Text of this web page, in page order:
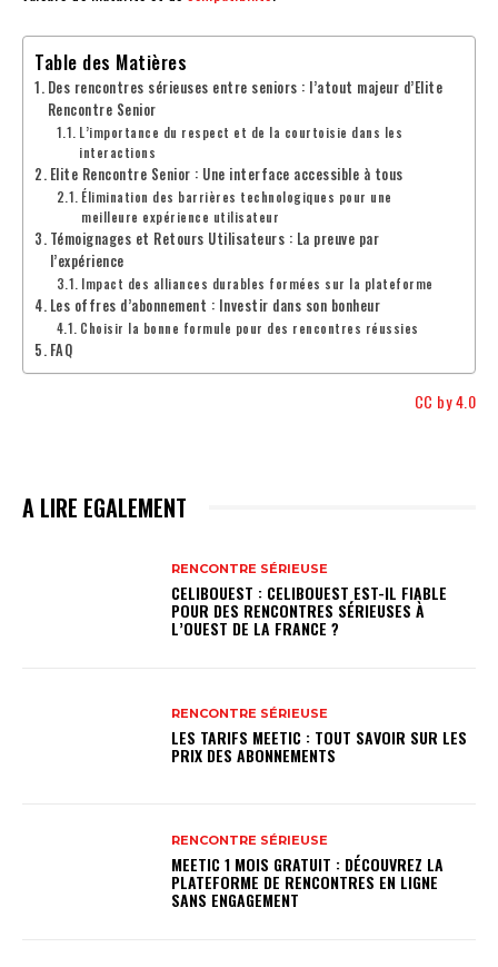
Table des Matières
Des rencontres sérieuses entre seniors : l’atout majeur d’Elite
Rencontre Senior
L’importance du respect et de la courtoisie dans les
interactions
Elite Rencontre Senior : Une interface accessible à tous
Élimination des barrières technologiques pour une
meilleure expérience utilisateur
Témoignages et Retours Utilisateurs : La preuve par
l’expérience
Impact des alliances durables formées sur la plateforme
Les offres d’abonnement : Investir dans son bonheur
Choisir la bonne formule pour des rencontres réussies
FAQ
CC by 4.0
A LIRE EGALEMENT
RENCONTRE SÉRIEUSE
CELIBOUEST : CELIBOUEST EST-IL FIABLE
POUR DES RENCONTRES SÉRIEUSES À
L’OUEST DE LA FRANCE ?
RENCONTRE SÉRIEUSE
LES TARIFS MEETIC : TOUT SAVOIR SUR LES
PRIX DES ABONNEMENTS
RENCONTRE SÉRIEUSE
MEETIC 1 MOIS GRATUIT : DÉCOUVREZ LA
PLATEFORME DE RENCONTRES EN LIGNE
SANS ENGAGEMENT